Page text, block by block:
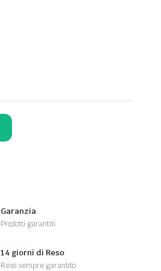
Garanzia
Prodotti garantiti
14 giorni di Reso
Reso sempre garantito